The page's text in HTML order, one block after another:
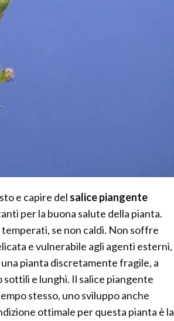
e capire del salice piangente
per la buona salute della pianta.
se non caldi. Non soffre
e vulnerabile agli agenti esterni,
pianta discretamente fragile, a
e lunghi. Il salice piangente
stesso, uno sviluppo anche
ottimale per questa pianta è la